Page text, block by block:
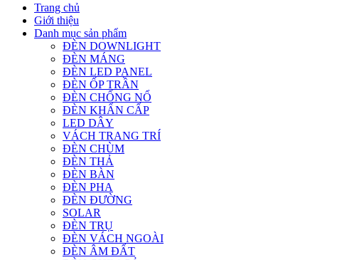
Trang chủ
Giới thiệu
Danh mục sản phẩm
ĐÈN DOWNLIGHT
ĐÈN MÁNG
ĐÈN LED PANEL
ĐÈN ỐP TRẦN
ĐÈN CHỐNG NỔ
ĐÈN KHẨN CẤP
LED DÂY
VÁCH TRANG TRÍ
ĐÈN CHÙM
ĐÈN THẢ
ĐÈN BÀN
ĐÈN PHA
ĐÈN ĐƯỜNG
SOLAR
ĐÈN TRỤ
ĐÈN VÁCH NGOÀI
ĐÈN ÂM ĐẤT